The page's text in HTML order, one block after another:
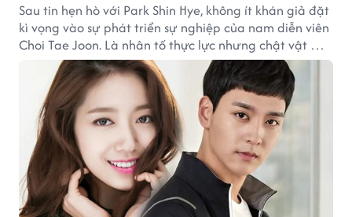
Sau tin hẹn hò với Park Shin Hye, không ít khán giả đặt
kì vọng vào sự phát triển sự nghiệp của nam diễn viên
Choi Tae Joon. Là nhân tố thực lực nhưng chật vật mãi
chưa nổi, Tae Joon cần những vai diễn ấn tượng như
Tae Ho ở "Missing Nine" để bộc lộ khả năng diễn xuất
và tỏa sáng.